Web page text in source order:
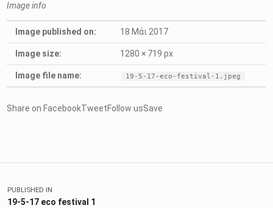
Image info
Image published on: 18 Μάι 2017
Image size: 1280 × 719 px
Image file name: 19-5-17-eco-festival-1.jpeg
Share on FacebookTweetFollow usSave
Πλοήγηση άρθρων
PUBLISHED IN
19-5-17 eco festival 1